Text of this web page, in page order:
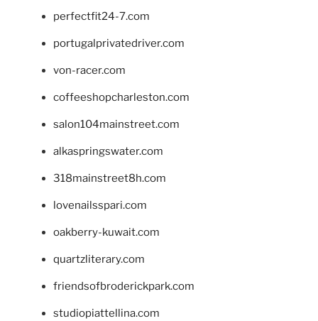
perfectfit24-7.com
portugalprivatedriver.com
von-racer.com
coffeeshopcharleston.com
salon104mainstreet.com
alkaspringswater.com
318mainstreet8h.com
lovenailsspari.com
oakberry-kuwait.com
quartzliterary.com
friendsofbroderickpark.com
studiopiattellina.com